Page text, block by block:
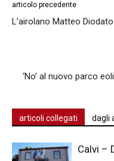
articolo precedente
L’airolano Matteo
‘No’ al nuovo parco
articoli collegati dagli
Calvi –